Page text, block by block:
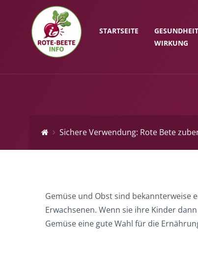
STARTSEITE
WIRKUNG
Sichere Verwendung: Rote Bete
Gemüse und Obst sind bekannterweise
Erwachsenen. Wenn sie ihre Kinder
Gemüse eine gute Wahl für die